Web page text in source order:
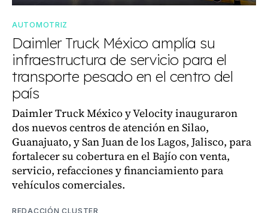
AUTOMOTRIZ
Daimler Truck México amplía su
infraestructura de servicio para el
transporte pesado en el centro del
país
Daimler Truck México y Velocity inauguraron
dos nuevos centros de atención en Silao,
Guanajuato, y San Juan de los Lagos, Jalisco, para
fortalecer su cobertura en el Bajío con venta,
servicio, refacciones y financiamiento para
vehículos comerciales.
REDACCIÓN CLUSTER